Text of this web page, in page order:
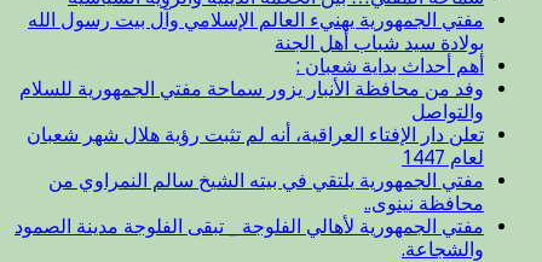
مفتي الجمهورية يهنيء العالم الإسلامي وآل بيت رسول الله
بولادة سيد شباب أهل الجنة
أهم أحداث بداية شعبان :
وفد من محافظة الأنبار يزور سماحة مفتي الجمهورية للسلام
والتواصل
تعلن دار الإفتاء العراقية، أنه لم تثبت رؤية هلال شهر شعبان
لعام 1447
مفتي الجمهورية يلتقي في بيته الشيخ سالم النمراوي من
محافظة نينوى..
مفتي الجمهورية لأهالي الفلوجة _ تبقى الفلوجة مدينة الصمود
والشجاعة.